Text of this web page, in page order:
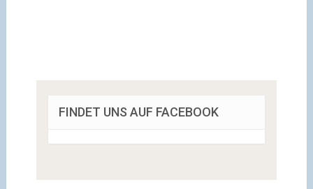
FINDET UNS AUF FACEBOOK